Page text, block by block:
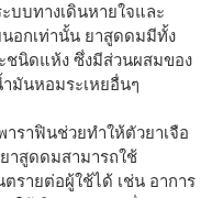
บบทางเดินหายใจและ
นอกเท่านั้น ยาสูดดมมีทั้ง
นิดแห้ง ซึ่งมีส่วนผสมของ
มันหอมระเหยอื่นๆ
ราฟินช่วยทำให้ตัวยาเจือ
าสูดดมสามารถใช้
รายต่อผู้ใช้ได้ เช่น อาการ